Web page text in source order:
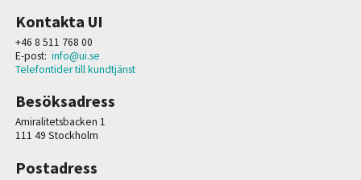
Kontakta UI
+46 8 511 768 00
E-post: info@ui.se
Telefontider till kundtjänst
Besöksadress
Amiralitetsbacken 1
111 49 Stockholm
Postadress